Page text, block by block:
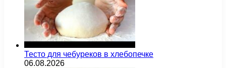
Тесто для чебуреков в хлебопечке
06.08.2026